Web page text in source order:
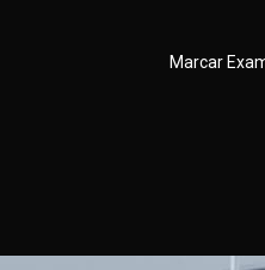
Marcar